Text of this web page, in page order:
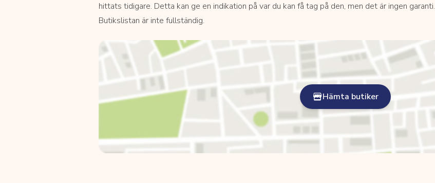
hittats tidigare. Detta kan ge en indikation på var du kan få tag på den, men det är ingen garanti.
Butikslistan är inte fullständig.
Hämta butiker